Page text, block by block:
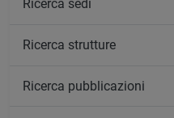
Ricerca sedi
Ricerca strutture
Ricerca pubblicazioni